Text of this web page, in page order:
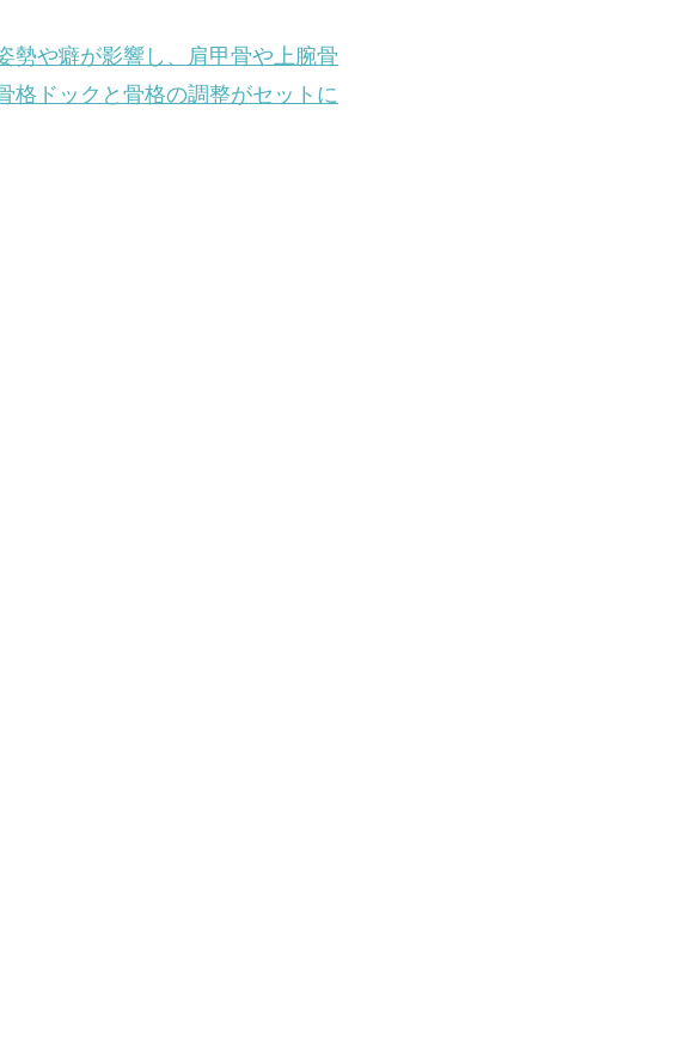
勢や癖が影響し、肩甲骨や上腕骨
格ドックと骨格の調整がセットに